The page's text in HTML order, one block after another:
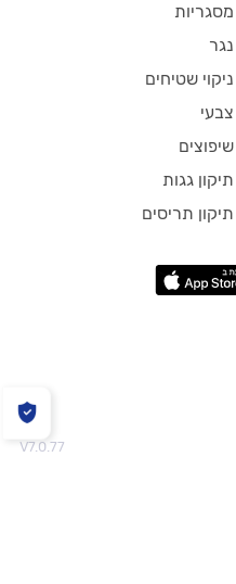
מסגריות
נגר
ניקוי שטיחים
צבעי
שיפוצים
תיקון גגות
תיקון תריסים
V7.0.77